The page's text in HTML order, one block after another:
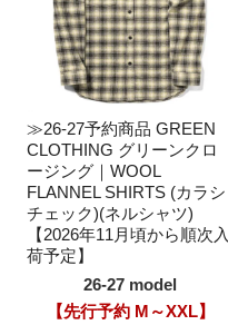
≫26-27予約商品 GREEN
CLOTHING グリーンクロ
ージング｜WOOL
FLANNEL SHIRTS (カラシ
チェック)(ネルシャツ)
【2026年11月頃から順次入
荷予定】
26-27 model
【先行予約 M～XXL】